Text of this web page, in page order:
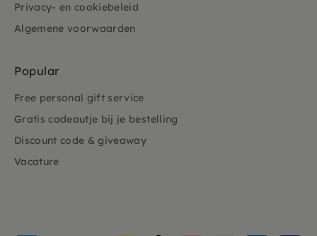
Privacy- en cookiebeleid
Algemene voorwaarden
Popular
Free personal gift service
Gratis cadeautje bij je bestelling
Discount code & giveaway
Vacature